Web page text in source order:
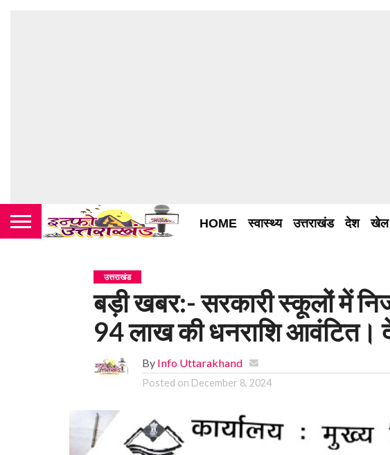
HOME स्वास्थ्य उत्तराखंड देश खेल
उत्तराखंड
बड़ी खबर:- सरकारी स्कूलों में
94 लाख की धनराशि
By Info Uttarakhand
Posted on December 8, 2024